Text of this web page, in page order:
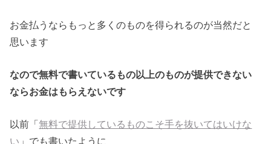
お金払うならもっと多くのものを得られるのが当然だと
思います
なので無料で書いているもの以上のものが提供できない
ならお金はもらえないです
以前「無料で提供しているものこそ手を抜いてはいけな
い 」でも書いたように